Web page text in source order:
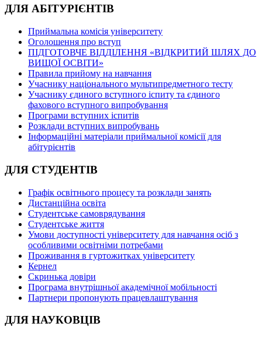
ДЛЯ АБІТУРІЄНТІВ
Приймальна комісія університету
Оголошення про вступ
ПІДГОТОВЧЕ ВІДДІЛЕННЯ «ВІДКРИТИЙ ШЛЯХ ДО
ВИЩОЇ ОСВІТИ»
Правила прийому на навчання
Учаснику національного мультипредметного тесту
Учаснику єдиного вступного іспиту та єдиного
фахового вступного випробування
Програми вступних іспитів
Розклади вступних випробувань
Інформаційні матеріали приймальної комісії для
абітурієнтів
ДЛЯ СТУДЕНТІВ
Графік освітнього процесу та розклади занять
Дистанційна освіта
Студентське самоврядування
Студентське життя
Умови доступності університету для навчання осіб з
особливими освітніми потребами
Проживання в гуртожитках університету
Кернел
Скринька довіри
Програма внутрішньої академічної мобільності
Партнери пропонують працевлаштування
ДЛЯ НАУКОВЦІВ